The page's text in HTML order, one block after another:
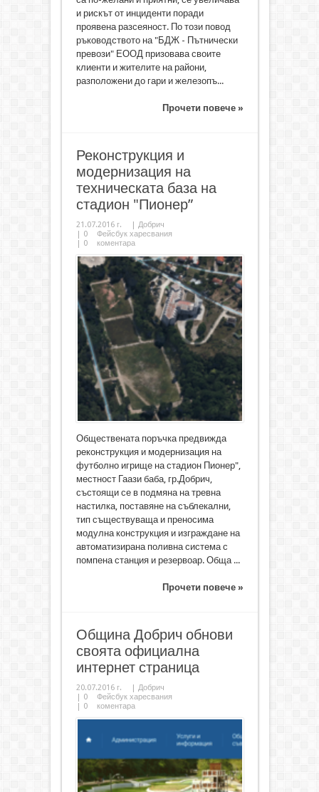
и рискът от инциденти поради
проявена разсеяност. По този повод
ръководството на "БДЖ - Пътнически
превози" ЕООД призовава своите
клиенти и жителите на райони,
разположени до гари и железопъ...
Прочети повече »
Реконструкция и
модернизация на
техническата база на
стадион "Пионер”
21.07.2016 г. | Добрич
| 0
Фейсбук харесвания
| 0 коментара
Обществената поръчка предвижда
реконструкция и модернизация на
футболно игрище на стадион Пионер",
местност Гаази баба, гр.Добрич,
състоящи се в подмяна на тревна
настилка, поставяне на съблекални,
тип съществуваща и преносима
модулна конструкция и изграждане на
автоматизирана поливна система с
помпена станция и резервоар. Обща ...
Прочети повече »
Община Добрич обнови
своята официална
интернет страница
20.07.2016 г. | Добрич
| 0
Фейсбук харесвания
| 0 коментара